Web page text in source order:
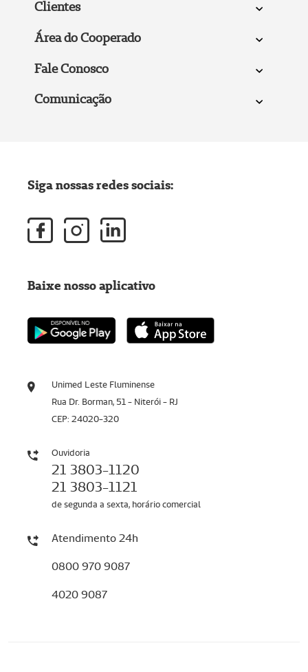
Clientes
Área do Cooperado
Fale Conosco
Comunicação
Unimed Leste Fluminense
Rua Dr. Borman, 51 - Niterói - RJ
CEP: 24020-320
Ouvidoria
21 3803-1120
21 3803-1121
de segunda a sexta, horário comercial
Atendimento 24h
0800 970 9087
4020 9087
Siga nossas redes sociais:
Baixe nosso aplicativo